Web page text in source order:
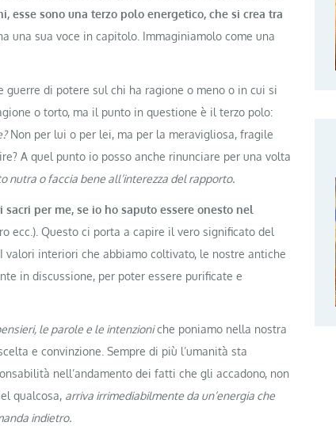
esse sono una terzo polo energetico, che si crea tra
una sua voce in capitolo. Immaginiamolo come una
di potere sul chi ha ragione o meno o in cui si
o torto, ma il punto in questione è il terzo polo:
Non per lui o per lei, ma per la meravigliosa, fragile
A quel punto io posso anche rinunciare per una volta
nutra o faccia bene all’interezza del rapporto.
per me, se io ho saputo essere onesto nel
ecc.). Questo ci porta a capire il vero significato del
valori interiori che abbiamo coltivato, le nostre antiche
in discussione, per poter essere purificate e
le parole e le intenzioniche poniamo nella nostra
e convinzione. Sempre di più l’umanità sta
nell’andamento dei fatti che gli accadono, non
qualcosa, arriva irrimediabilmente da un’energia che
indietro.